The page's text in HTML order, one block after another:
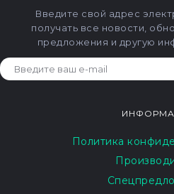
Введите свой адрес
получать все новости,
предложения и другую
Политика